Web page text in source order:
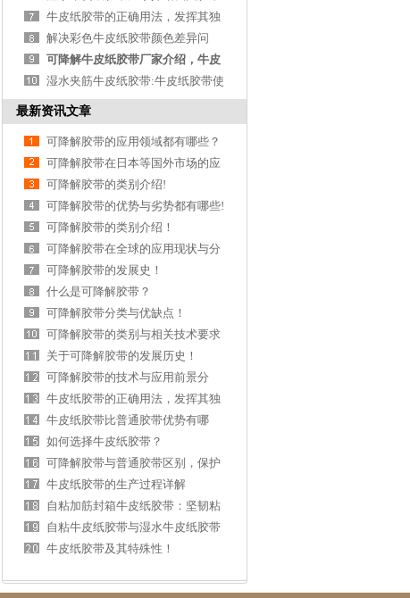
行业的发展趋
牛皮纸胶带的正确用法，发挥其独
特优势的全面
解决彩色牛皮纸胶带颜色差异问
题！
可降解牛皮纸胶带厂家介绍，牛皮
纸张开数表!
湿水夹筋牛皮纸胶带:牛皮纸胶带使
用普通知识！
最新资讯文章
可降解胶带的应用领域都有哪些？
可降解胶带在日本等国外市场的应
用！
可降解胶带的类别介绍!
可降解胶带的优势与劣势都有哪些!
可降解胶带的类别介绍！
可降解胶带在全球的应用现状与分
析！
可降解胶带的发展史！
什么是可降解胶带？
可降解胶带分类与优缺点！
可降解胶带的类别与相关技术要求
简介？
关于可降解胶带的发展历史！
可降解胶带的技术与应用前景分
析！
牛皮纸胶带的正确用法，发挥其独
特优势的全面
牛皮纸胶带比普通胶带优势有哪
些？
如何选择牛皮纸胶带？
可降解胶带与普通胶带区别，保护
环境的新选择
牛皮纸胶带的生产过程详解
自粘加筋封箱牛皮纸胶带：坚韧粘
合，多用途胶
自粘牛皮纸胶带与湿水牛皮纸胶带
区别与各自优
牛皮纸胶带及其特殊性！